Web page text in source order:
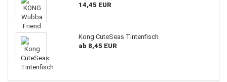
14,45 EUR
Kong CuteSeas Tintenfisch
ab 8,45 EUR